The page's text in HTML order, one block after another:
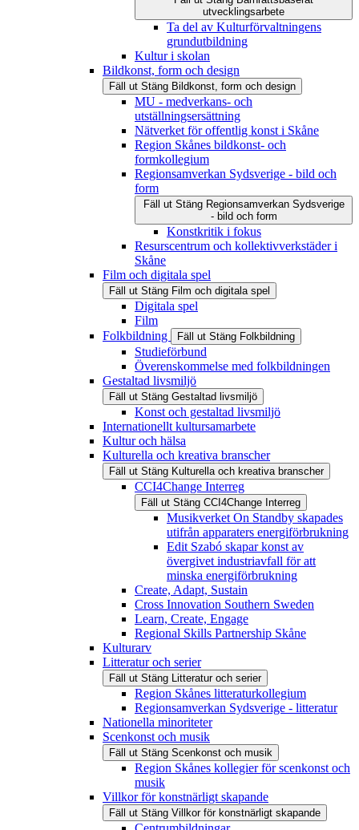
utvecklingsarbete
Ta del av Kulturförvaltningens
grundutbildning
Kultur i skolan
Bildkonst, form och design
Fäll ut Stäng Bildkonst, form och design
MU - medverkans- och
utställningsersättning
Nätverket för offentlig konst i Skåne
Region Skånes bildkonst- och
formkollegium
Regionsamverkan Sydsverige - bild och
form
Fäll ut Stäng Regionsamverkan Sydsverige
- bild och form
Konstkritik i fokus
Resurscentrum och kollektivverkstäder i
Skåne
Film och digitala spel
Fäll ut Stäng Film och digitala spel
Digitala spel
Film
Folkbildning
Fäll ut Stäng Folkbildning
Studieförbund
Överenskommelse med folkbildningen
Gestaltad livsmiljö
Fäll ut Stäng Gestaltad livsmiljö
Konst och gestaltad livsmiljö
Internationellt kultursamarbete
Kultur och hälsa
Kulturella och kreativa branscher
Fäll ut Stäng Kulturella och kreativa branscher
CCI4Change Interreg
Fäll ut Stäng CCI4Change Interreg
Musikverket On Standby skapades
utifrån apparaters energiförbrukning
Edit Szabó skapar konst av
övergivet industriavfall för att
minska energiförbrukning
Create, Adapt, Sustain
Cross Innovation Southern Sweden
Learn, Create, Engage
Regional Skills Partnership Skåne
Kulturarv
Litteratur och serier
Fäll ut Stäng Litteratur och serier
Region Skånes litteraturkollegium
Regionsamverkan Sydsverige - litteratur
Nationella minoriteter
Scenkonst och musik
Fäll ut Stäng Scenkonst och musik
Region Skånes kollegier för scenkonst och
musik
Villkor för konstnärligt skapande
Fäll ut Stäng Villkor för konstnärligt skapande